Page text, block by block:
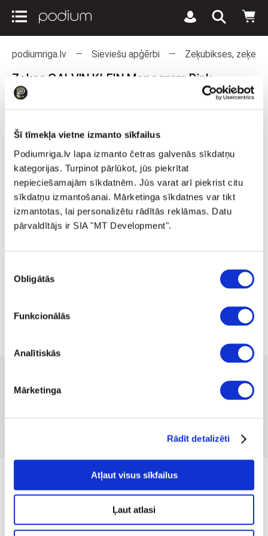
Šī tīmekļa vietne izmanto sīkfailus
Podiumriga.lv lapa izmanto četras galvenās sīkdatņu
kategorijas. Turpinot pārlūkot, jūs piekrītat
nepieciešamajām sīkdatnēm. Jūs varat arī piekrist citu
sīkdatņu izmantošanai. Mārketinga sīkdatnes var tikt
izmantotas, lai personalizētu rādītās reklāmas. Datu
pārvaldītājs ir SIA "MT Development".
izvēle
Obligātās
Funkcionālās
Analītiskās
Mārketinga
Rādīt detalizēti
Atļaut visus sīkfailus
Ļaut atlasi
podiumriga.lv Sieviešu apģērbi Zeķubikses, zeķes
Zeķes CALVIN KLEIN Monogram Pink
Combo 4 pck
Pievienot vēlmju sarakstam
Produkta apraksts
Produkta parametri